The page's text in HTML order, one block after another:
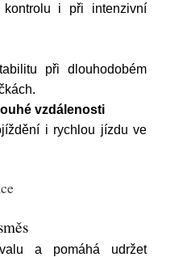
kontrolu i při intenzivní
při dlouhodobém
vzdálenosti
i rychlou jízdu ve
a pomáhá udržet